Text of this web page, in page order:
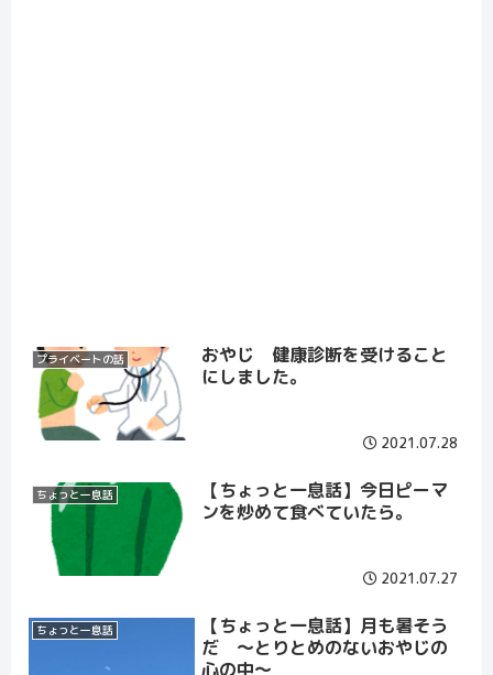
プライベートの話
おやじ 健康診断を受けること
にしました。
2021.07.28
ちょっと一息話
【ちょっと一息話】今日ピーマ
ンを炒めて食べていたら。
2021.07.27
ちょっと一息話
【ちょっと一息話】月も暑そう
だ ～とりとめのないおやじの
心の中～